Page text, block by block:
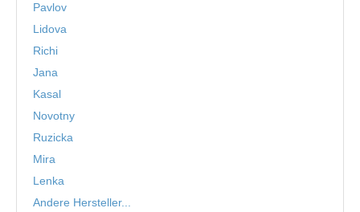
Pavlov
Lidova
Richi
Jana
Kasal
Novotny
Ruzicka
Mira
Lenka
Andere Hersteller...